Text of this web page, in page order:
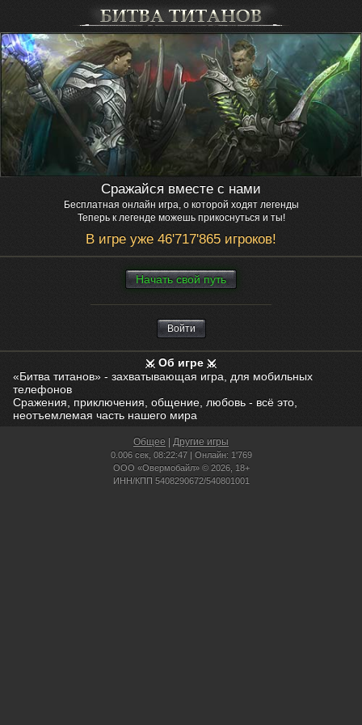
Сражайся вместе с нами
Бесплатная онлайн игра, о которой ходят легенды
Теперь к легенде можешь прикоснуться и ты!
В игре уже 46'717'865 игроков!
Нaчaть свой путь
Войти
Об игре
«Битва титанов» - захватывающая игра, для мобильных
телефонов
Сражения, приключения, общение, любовь - всё это,
неотъемлемая часть нашего мира
Общее Другие игры
0.006 сек, 08:22:47 | Онлайн: 1'769
ООО «Овермобайл» © 2026, 18+
ИНН/КПП 5408290672/540801001